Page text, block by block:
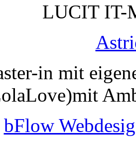
LUCIT IT-
in mit
bFlow